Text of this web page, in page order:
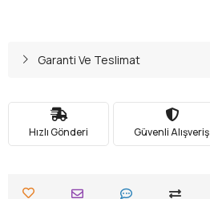
Garanti Ve Teslimat
Hızlı Gönderi Güvenli Alışveriş